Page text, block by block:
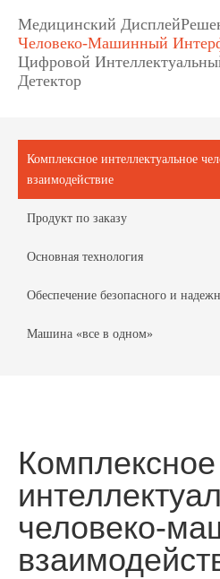
Медицинский Дисплей
Человеко-Машинный
Цифровой
Детектор
Комплексное интеллектуальное
взаимодействие
Продукт по заказу
Основная технология
Обеспечение безопасного и
Машина «все в одном»
Комплексное
человеко-